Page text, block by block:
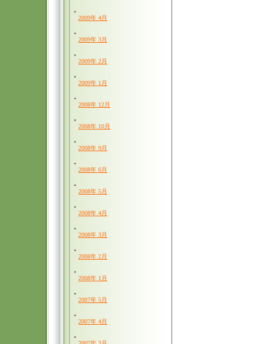
2009年 4月
2009年 3月
2009年 2月
2009年 1月
2008年 12月
2008年 10月
2008年 9月
2008年 6月
2008年 5月
2008年 4月
2008年 3月
2008年 2月
2008年 1月
2007年 5月
2007年 4月